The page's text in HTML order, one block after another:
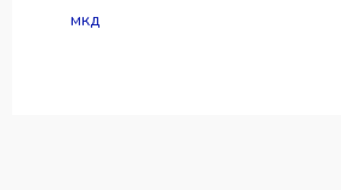
мкд